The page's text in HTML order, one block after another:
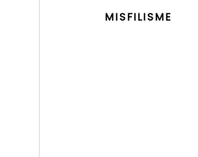
MISFILISME